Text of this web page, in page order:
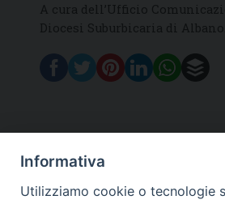
A cura dell’Ufficio
Diocesi Suburbicaria di Albano.
DIOCESI
Informativa
Utilizziamo cookie o tecnologie